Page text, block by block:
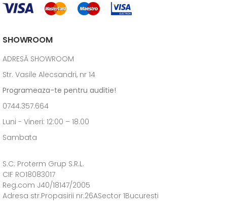
SHOWROOM
ADRESĂ SHOWROOM
Str. Vasile Alecsandri, nr 14
Programeaza-te pentru auditie!
0744.357.664
Luni - Vineri: 12:00 – 18.00
Sambata
S.C. Proterm Grup S.R.L.
CIF RO18083017
Reg.com J40/18147/2005
Adresa str.Propasirii nr.26ASector 1Bucuresti